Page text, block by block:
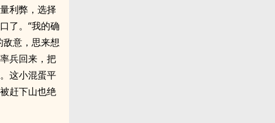
利弊，选择
了。“我的确
意，思来想
兵回来，把
这小混蛋平
赶下山也绝